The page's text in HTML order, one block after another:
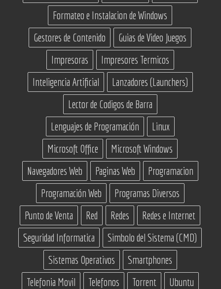
Formateo e Instalacion de Windows
Gestores de Contenido
Guias de Video Juegos
Impresoras
Impresores Termicos
Inteligencia Artificial
Lanzadores (Launchers)
Lector de Codigos de Barra
Lenguajes de Programación
Linux
Microsoft Office
Microsoft Windows
Navegadores Web
Paginas Web
Programacion
Programación Web
Programas Diversos
Punto de Venta
Red Redes
Redes e Internet
Seguridad Informatica
Simbolo del Sistema (CMD)
Sistemas Operativos
Smartphones
Telefonia Movil
Telefonos Torrent
Ubuntu